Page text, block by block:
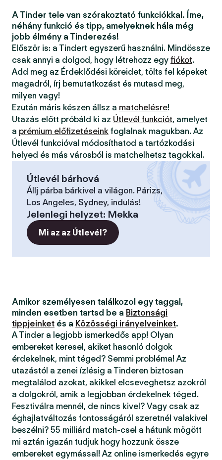
A Tinder tele van szórakoztató funkciókkal. Íme,
néhány funkció és tipp, amelyeknek hála még
jobb élmény a Tinderezés!
Először is: a Tindert egyszerű használni. Mindössze
csak annyi a dolgod, hogy létrehozz egy fiókot.
Add meg az Érdeklődési köreidet, tölts fel képeket
magadról, írj bemutatkozást és mutasd meg,
milyen vagy!
Ezután máris készen állsz a matchelésre!
Utazás előtt próbáld ki az Útlevél funkciót, amelyet
a prémium előfizetéseink foglalnak magukban. Az
Útlevél funkcióval módosíthatod a tartózkodási
helyed és más városból is matchelhetsz tagokkal.
Útlevél bárhová
Állj párba bárkivel a világon. Párizs,
Los Angeles, Sydney, indulás!
Jelenlegi helyzet: Mekka
Mi az az Útlevél?
Amikor személyesen találkozol egy taggal,
minden esetben tartsd be a Biztonsági
tippjeinket és a Közösségi irányelveinket.
A Tinder a legjobb ismerkedős app! Olyan
embereket keresel, akiket hasonló dolgok
érdekelnek, mint téged? Semmi probléma! Az
utazástól a zenei ízlésig a Tinderen biztosan
megtalálod azokat, akikkel elcseveghetsz azokról
a dolgokról, amik a legjobban érdekelnek téged.
Fesztiválra mennél, de nincs kivel? Vagy csak az
éghajlatváltozás fontosságáról szeretnél valakivel
beszélni? 55 milliárd match-csel a hátunk mögött
mi aztán igazán tudjuk hogy hozzunk össze
embereket egymással! Az online ismerkedés egyre